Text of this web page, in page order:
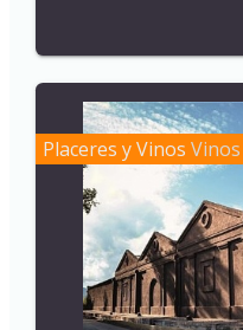
Placeres y Vinos Vinos